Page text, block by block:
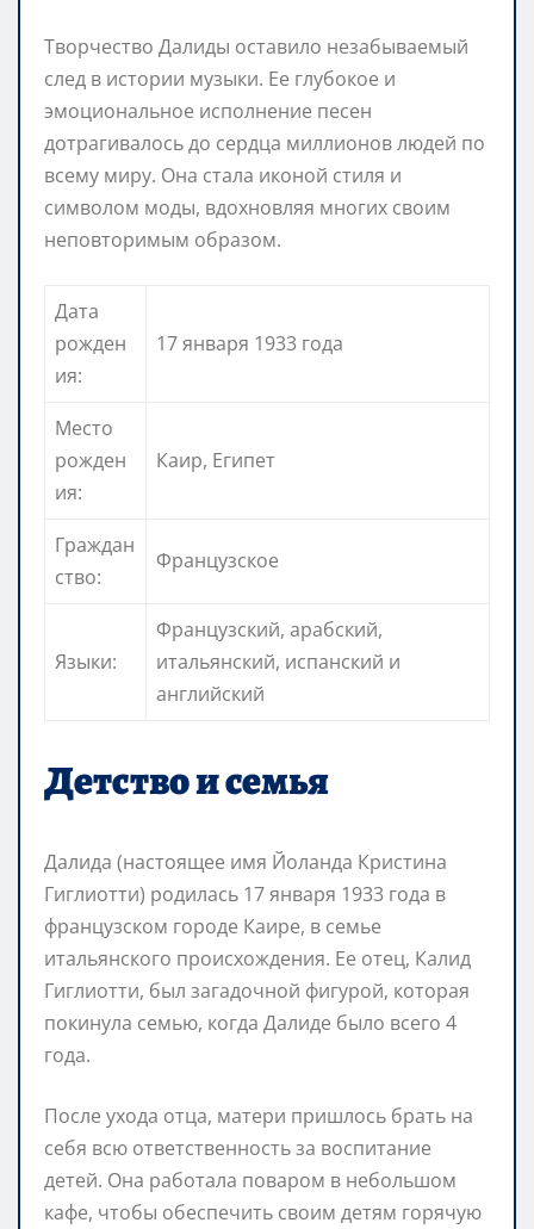
Творчество Далиды оставило незабываемый
след в истории музыки. Ее глубокое и
эмоциональное исполнение песен
дотрагивалось до сердца миллионов людей по
всему миру. Она стала иконой стиля и
символом моды, вдохновляя многих своим
неповторимым образом.
Дата
рожден
ия:
17 января 1933 года
Место
рожден
ия:
Каир, Египет
Граждан
ство:
Французское
Языки:
Французский, арабский,
итальянский, испанский и
английский
Детство и семья
Далида (настоящее имя Йоланда Кристина
Гиглиотти) родилась 17 января 1933 года в
французском городе Каире, в семье
итальянского происхождения. Ее отец, Калид
Гиглиотти, был загадочной фигурой, которая
покинула семью, когда Далиде было всего 4
года.
После ухода отца, матери пришлось брать на
себя всю ответственность за воспитание
детей. Она работала поваром в небольшом
кафе, чтобы обеспечить своим детям горячую